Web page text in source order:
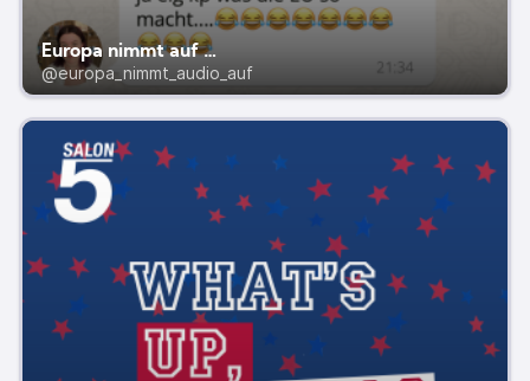
Europa nimmt auf …
@europa_nimmt_audio_auf